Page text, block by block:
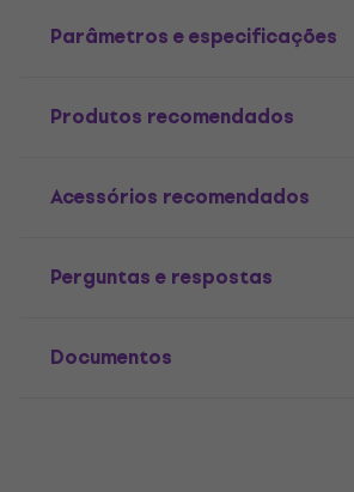
Parâmetros e especificações
Produtos recomendados
Acessórios recomendados
Perguntas e respostas
Documentos